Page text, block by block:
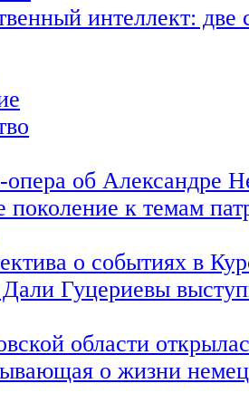
интеллект:
об Александре
поколение к темам
о событиях в
Гуцериевы
области
о жизни